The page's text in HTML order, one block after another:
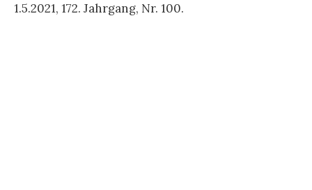
1.5.2021, 172. Jahrgang, Nr. 100.